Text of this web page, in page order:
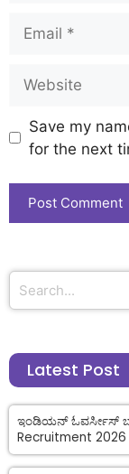
Save my
for the next
Latest Post
ಇಂಡಿಯನ್ ಓವರ್ಸೀಸ್
Recruitment 2026